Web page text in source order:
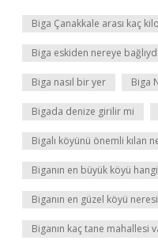
Biga Çanakkale arası kaç
Biga eskiden nereye bağlıydı
Biga nasıl bir yer Biga
Bigada denize girilir mi
Bigalı köyünü önemli kılan
Biganın en büyük köyü
Biganın en güzel köyü neresi
Biganın kaç tane mahallesi